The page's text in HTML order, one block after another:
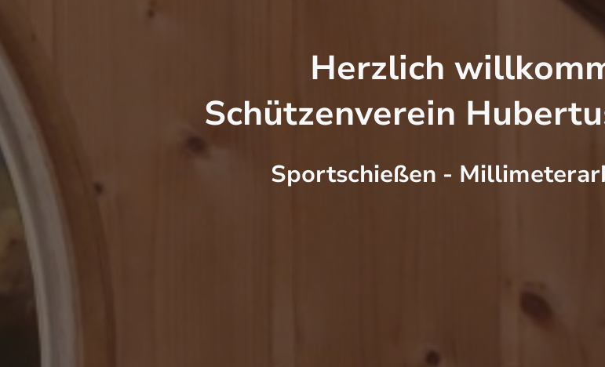
Herzlich
Schützenverein
Sportschießen -